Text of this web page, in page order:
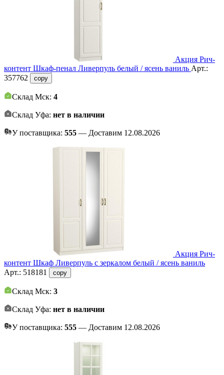
Акция Рич-
контент Шкаф-пенал Ливерпуль белый / ясень ваниль Арт.:
357762
copy
Склад Мск: 4
Склад Уфа: нет в наличии
У поставщика: 555 — Доставим 12.08.2026
Акция Рич-
контент Шкаф Ливерпуль с зеркалом белый / ясень ваниль
Арт.: 518181 copy
Склад Мск: 3
Склад Уфа: нет в наличии
У поставщика: 555 — Доставим 12.08.2026